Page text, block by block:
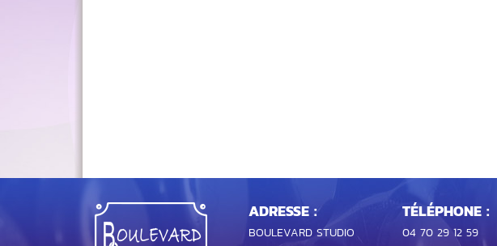
ADRESSE :
BOULEVARD STUDIO
TÉLÉPHONE :
04 70 29 12 59